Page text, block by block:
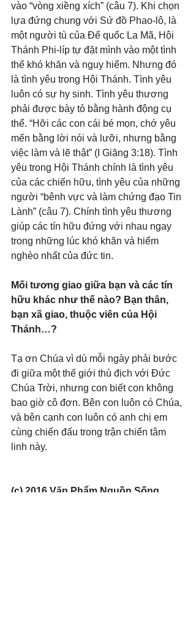
vào “vòng xiềng xích” (câu 7). Khi chọn
lựa đứng chung với Sứ đồ Phao-lô, là
một người tù của Đế quốc La Mã, Hội
Thánh Phi-líp tự đặt mình vào một tình
thế khó khăn và nguy hiểm. Nhưng đó
là tình yêu trong Hội Thánh. Tình yêu
luôn có sự hy sinh. Tình yêu thương
phải được bày tỏ bằng hành động cụ
thể. “Hỡi các con cái bé mọn, chớ yêu
mến bằng lời nói và lưỡi, nhưng bằng
việc làm và lẽ thật” (I Giăng 3:18). Tình
yêu trong Hội Thánh chính là tình yêu
của các chiến hữu, tình yêu của những
người “bênh vực và làm chứng đạo Tin
Lành” (câu 7). Chính tình yêu thương
giúp các tín hữu đứng với nhau ngay
trong những lúc khó khăn và hiểm
nghèo nhất của đức tin.
Mối tương giao giữa bạn và các tín
hữu khác như thế nào? Bạn thân,
bạn xã giao, thuộc viên của Hội
Thánh…?
Tạ ơn Chúa vì dù mỗi ngày phải bước
đi giữa một thế giới thù địch với Đức
Chúa Trời, nhưng con biết con không
bao giờ cô đơn. Bên con luôn có Chúa,
và bên cạnh con luôn có anh chị em
cùng chiến đấu trong trận chiến tâm
linh này.
(c) 2016 Văn Phẩm Nguồn Sống.